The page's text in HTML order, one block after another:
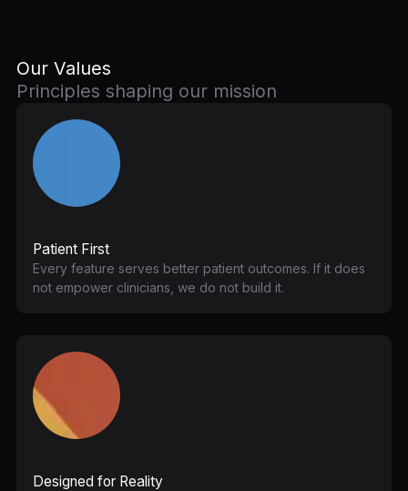
Our Values
Principles shaping our mission
Patient First
Every feature serves better patient outcomes. If it does
not empower clinicians, we do not build it.
Designed for Reality